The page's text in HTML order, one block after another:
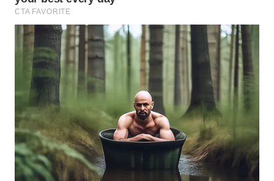
LAPAK
WAHANA
Wahana
Network
KONSUMEN
LISTRIK
MASYARAKAT
KELISTRIKAN